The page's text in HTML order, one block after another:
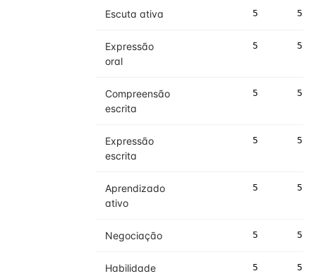
Escuta ativa 5 5
Expressão
oral
5 5
Compreensão
escrita
5 5
Expressão
escrita
5 5
Aprendizado
ativo
5 5
Negociação 5 5
Habilidade
5 5